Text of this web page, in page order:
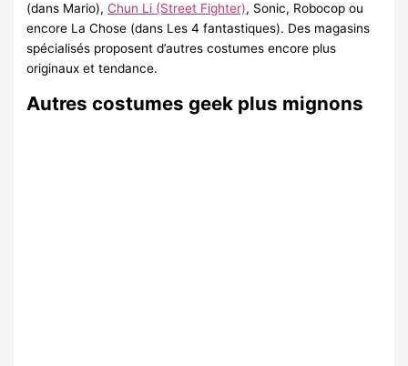
(dans Mario),Chun Li (Street Fighter), Sonic, Robocop ou
encore La Chose (dans Les 4 fantastiques). Des magasins
spécialisés proposent d’autres costumes encore plus
originaux et tendance.
Autres costumes geek plus mignons